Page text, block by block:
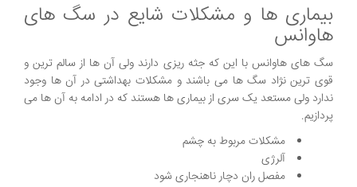
بیماری ها و مشکلات شایع در سگ های
هاوانس
سگ های هاوانس با این که جثه ریزی دارند ولی آن ها از سالم ترین و
قوی ترین نژاد سگ ها می باشند و مشکلات بهداشتی در آن ها وجود
ندارد ولی مستعد یک سری از بیماری ها هستند که در ادامه به آن ها می
پردازیم.
مشکلات مربوط به چشم
آلرژی
مفصل ران دچار ناهنجاری شود